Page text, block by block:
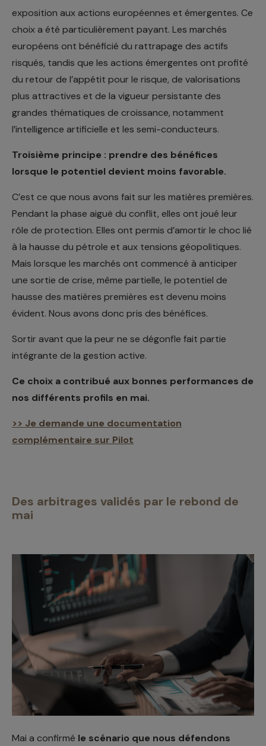
exposition aux actions européennes et émergentes. Ce
choix a été particulièrement payant. Les marchés
européens ont bénéficié du rattrapage des actifs
risqués, tandis que les actions émergentes ont profité
du retour de l’appétit pour le risque, de valorisations
plus attractives et de la vigueur persistante des
grandes thématiques de croissance, notamment
l’intelligence artificielle et les semi-conducteurs.
Troisième principe : prendre des bénéfices
lorsque le potentiel devient moins favorable.
C’est ce que nous avons fait sur les matières premières.
Pendant la phase aiguë du conflit, elles ont joué leur
rôle de protection. Elles ont permis d’amortir le choc lié
à la hausse du pétrole et aux tensions géopolitiques.
Mais lorsque les marchés ont commencé à anticiper
une sortie de crise, même partielle, le potentiel de
hausse des matières premières est devenu moins
évident. Nous avons donc pris des bénéfices.
Sortir avant que la peur ne se dégonfle fait partie
intégrante de la gestion active.
Ce choix a contribué aux bonnes performances de
nos différents profils en mai.
>> Je demande une documentation
complémentaire sur Pilot
Des arbitrages validés par le rebond de
mai
Mai a confirmé le scénario que nous défendons